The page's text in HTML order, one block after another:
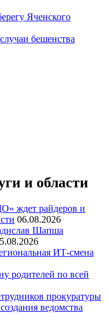
Яченского
бешенства
и области
ждет райдеров и
06.08.2026
Шапша
ИТ-смена
родителей по всей
прокуратуры
ведомства